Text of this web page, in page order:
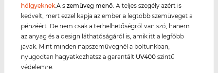
hölgyeknek.A szemüveg menő. A teljes szegély azért is
kedvelt, mert ezzel kapja az ember a legtöbb szemüveget a
pénzéért. De nem csak a terhelhetőségről van szó, hanem
az anyag és a design láthatóságáról is, amik itt a legfőbb
javak. Mint minden napszemüvegnél a boltunkban,
nyugodtan hagyatkozhatsz a garantált UV400 szintű
védelemre.